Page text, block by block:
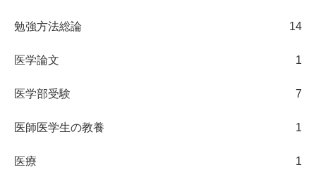
勉強方法総論 14
医学論文 1
医学部受験 7
医師医学生の教養 1
医療 1